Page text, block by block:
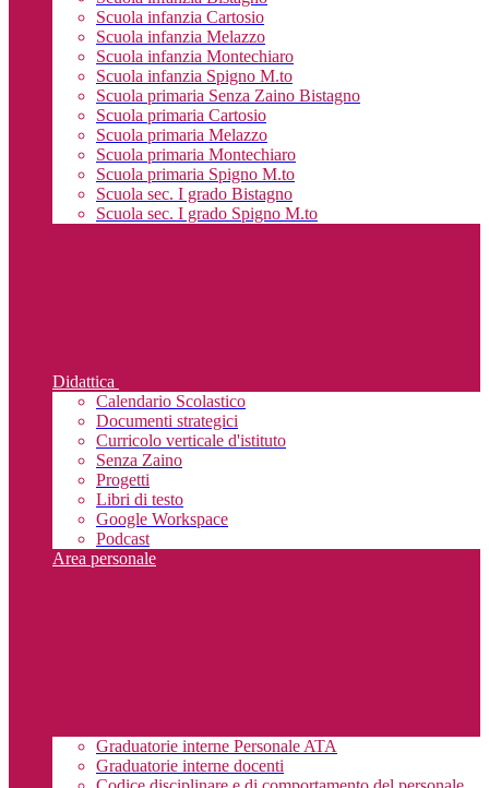
Scuola infanzia Cartosio
Scuola infanzia Melazzo
Scuola infanzia Montechiaro
Scuola infanzia Spigno M.to
Scuola primaria Senza Zaino Bistagno
Scuola primaria Cartosio
Scuola primaria Melazzo
Scuola primaria Montechiaro
Scuola primaria Spigno M.to
Scuola sec. I grado Bistagno
Scuola sec. I grado Spigno M.to
Didattica
Calendario Scolastico
Documenti strategici
Curricolo verticale d'istituto
Senza Zaino
Progetti
Libri di testo
Google Workspace
Podcast
Area personale
Graduatorie interne Personale ATA
Graduatorie interne docenti